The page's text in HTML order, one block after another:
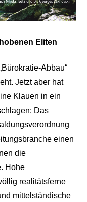
Eliten
Abbau“
Jetzt aber hat
Klauen in ein
Das
einen
die
Hohe
realitätsferne
mittelständische